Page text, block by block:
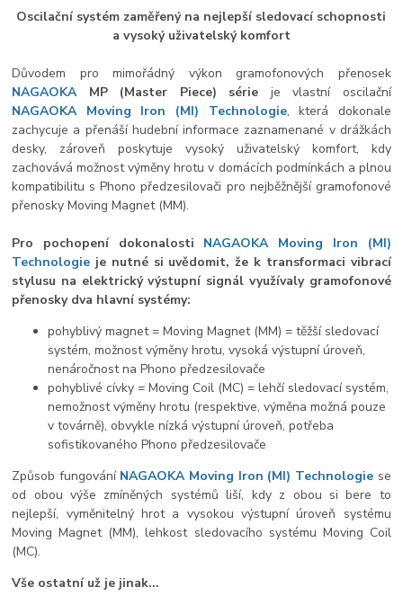
Oscilační systém zaměřený na nejlepší sledovací schopnosti
a vysoký uživatelský komfort
Důvodem pro mimořádný výkon gramofonových přenosek
NAGAOKA
MP (Master Piece) série je vlastní oscilační
NAGAOKA Moving Iron (MI) Technologie, která dokonale
zachycuje a přenáší hudební informace zaznamenané v drážkách
desky, zároveň poskytuje vysoký uživatelský komfort, kdy
zachovává možnost výměny hrotu v domácích podmínkách a plnou
kompatibilitu s Phono předzesilovači pro nejběžnější gramofonové
přenosky Moving Magnet (MM).
Pro pochopení dokonalosti NAGAOKA
Moving Iron (MI)
Technologie je nutné si uvědomit, že k transformaci vibrací
stylusu na elektrický výstupní signál využívaly gramofonové
přenosky dva hlavní systémy:
pohyblivý magnet = Moving Magnet (MM) = těžší sledovací
systém, možnost výměny hrotu, vysoká výstupní úroveň,
nenáročnost na Phono předzesilovače
pohyblivé cívky = Moving Coil (MC) = lehčí sledovací systém,
nemožnost výměny hrotu (respektive, výměna možná pouze
v továrně), obvykle nízká výstupní úroveň, potřeba
sofistikovaného Phono předzesilovače
Způsob fungování NAGAOKA Moving Iron (MI) Technologie se
od obou výše zmíněných systémů liší, kdy z obou si bere to
nejlepší, vyměnitelný hrot a vysokou výstupní úroveň systému
Moving Magnet (MM), lehkost sledovacího systému Moving Coil
(MC).
Vše ostatní už je jinak...